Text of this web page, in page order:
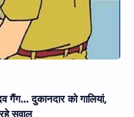
दुकानदार को गालियां,
उठ रहे सवाल